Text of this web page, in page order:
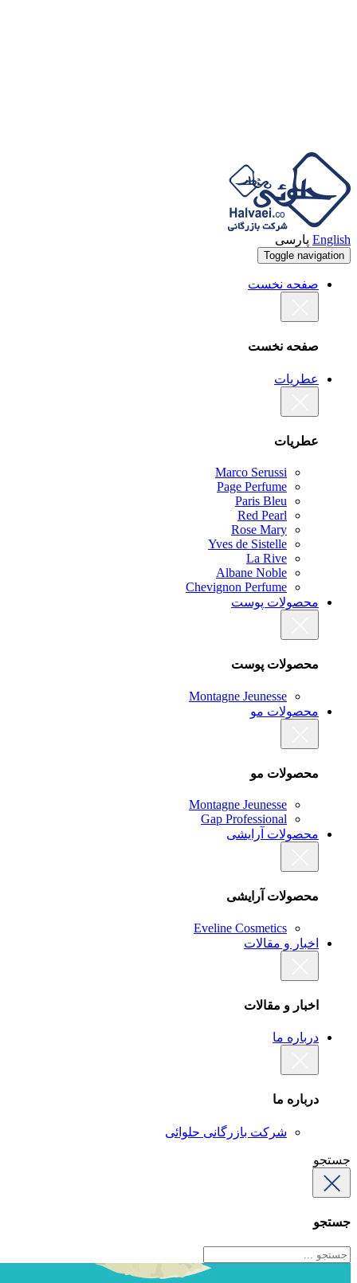
English پارسی
Toggle navigation
صفحه نخست
صفحه نخست
عطریات
عطریات
Marco Serussi
Page Perfume
Paris Bleu
Red Pearl
Rose Mary
Yves de Sistelle
La Rive
Albane Noble
Chevignon Perfume
محصولات پوست
محصولات پوست
Montagne Jeunesse
محصولات مو
محصولات مو
Montagne Jeunesse
Gap Professional
محصولات آرایشی
محصولات آرایشی
Eveline Cosmetics
اخبار و مقالات
اخبار و مقالات
درباره ما
درباره ما
شرکت بازرگانی حلوائی
جستجو
جستجو